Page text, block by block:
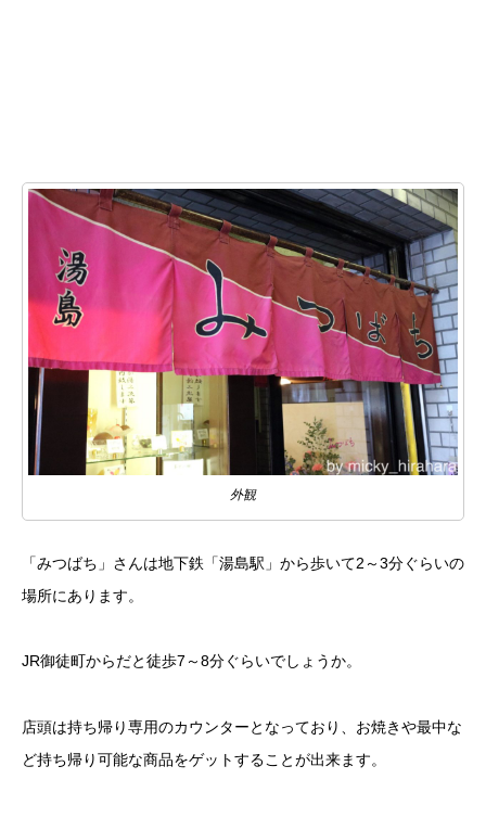
外観
「みつばち」さんは地下鉄「湯島駅」から歩いて2～3分ぐらいの
場所にあります。
JR御徒町からだと徒歩7～8分ぐらいでしょうか。
店頭は持ち帰り専用のカウンターとなっており、お焼きや最中な
ど持ち帰り可能な商品をゲットすることが出来ます。